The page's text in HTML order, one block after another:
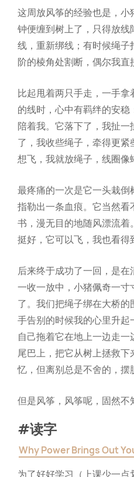
这周放风筝的经验也是，
钟便缠到树上了，只得放
线，重新绑线；有时候绳子
阶的棱角处割断，偶尔我直
比起甩着两只手走，一手
的线时，心中有羁绊的安
陪着我。它落下了，我扯
了，我收些绳子，牵得更
想飞，我就放绳子，线圈像
最疼痛的一次是它一头栽
指勒出一条血痕。它当然
书，漫无目的地随风漂流
挺好，它可以飞，我也看得
后来终于成功了一回，是
一收一放中，小猪佩奇一
了。我们把绳子绑在大桥
手告别的时候我的心里升
自己拖着它在地上一边走
尾巴上，把它从树上拯救
忆，但离别总是不舍的，摆
但是风筝，风筝呢，固然不
#读字
Why Power Brings Out
为了好好学习（上课少一